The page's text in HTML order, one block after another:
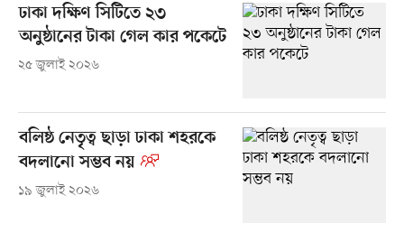
ঢাকা দক্ষিণ সিটিতে ২৩
অনুষ্ঠানের টাকা গেল কার পকেটে
২৫ জুলাই ২০২৬
বলিষ্ঠ নেতৃত্ব ছাড়া ঢাকা শহরকে
বদলানো সম্ভব নয়
১৯ জুলাই ২০২৬